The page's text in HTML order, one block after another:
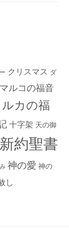
クリスマス ダ
マルコの福音
ルカの福
十字架 天の御
新約聖書
神の愛 神の
し